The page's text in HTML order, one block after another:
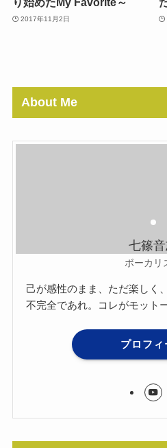
2017年11月2日
About Me
七篠
ボーカリ
己が感性のまま、ただ楽しく、
不完全であれ。コレがモットー
プロフィ